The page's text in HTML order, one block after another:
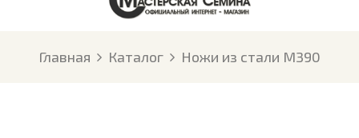
Главная Каталог Ножи из стали М390